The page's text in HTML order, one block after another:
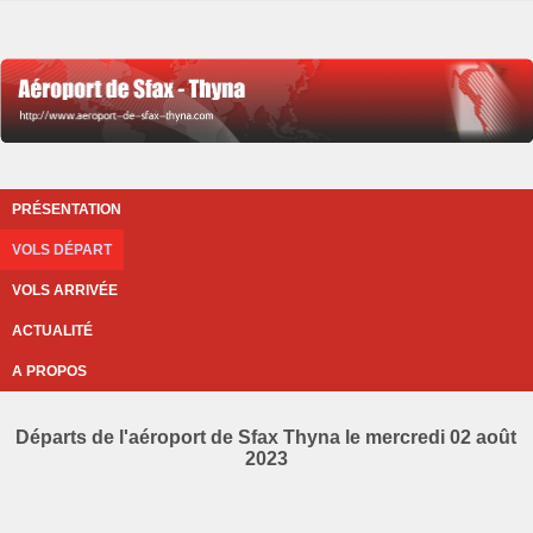
PRÉSENTATION
VOLS DÉPART
VOLS ARRIVÉE
ACTUALITÉ
A PROPOS
Départs de l'aéroport de Sfax Thyna le mercredi 02 août
2023